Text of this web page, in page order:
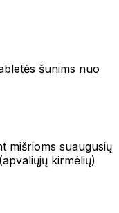
šunims nuo
mišrioms suaugusių
kirmėlių)